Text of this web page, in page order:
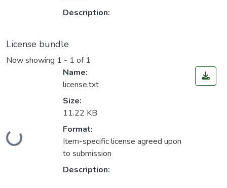
Description:
License bundle
Now showing 1 - 1 of 1
Loading...
Name:
license.txt
Size:
11.22 KB
Format:
Item-specific license agreed upon
to submission
Description: